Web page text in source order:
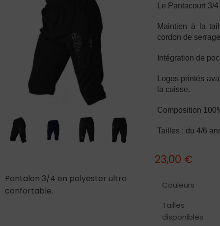
Pantalon 3/4 en polyester ultra
confortable.
Le Pantacourt 3/
Maintien à la
cordon de
Intégration de
Logos printés
la cuisse.
Composition
Tailles : du 4/6
23,00 €
Couleurs
Tailles
disponibles